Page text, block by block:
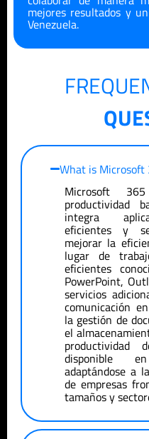
mejores resultados y
Venezuela.
What is Microsoft
Microsoft
productividad
integra
eficientes y
mejorar la
lugar de
eficientes
PowerPoint,
servicios
comunicación
la gestión de
el
productividad
disponible
adaptándose a
de empresas
tamaños y